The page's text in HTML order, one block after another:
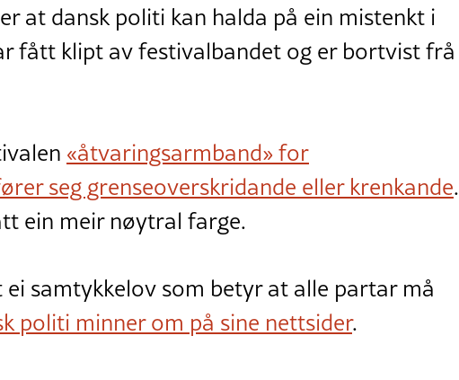
at dansk politi kan halda på ein mistenkt i
fått klipt av festivalbandet og er bortvist frå
«åtvaringsarmband» for
seg grenseoverskridande eller krenkande.
ein meir nøytral farge.
samtykkelov som betyr at alle partar må
politi minner om på sine nettsider.